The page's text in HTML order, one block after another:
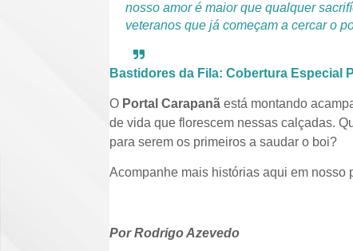
nosso amor é maior que qualquer
veteranos que já começam a cercar o
Bastidores da Fila: Cobertura Especial
O Portal Carapanã está montando
de vida que florescem nessas calçadas.
para serem os primeiros a saudar o boi?
Acompanhe mais histórias aqui em nosso
Por Rodrigo Azevedo